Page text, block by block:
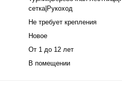
сетка|Рукоход
Не требует крепления
Новое
От 1 до 12 лет
В помещении